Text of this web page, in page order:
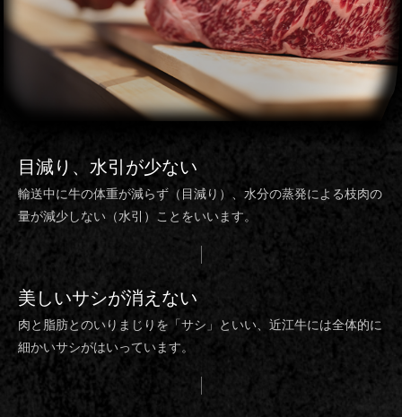
目減り、水引 が少ない
輸送中に牛の体重が減らず（目減り）、水分の蒸発による枝肉の
量が減少しない（水引）ことをいいます。
美しいサシが消えない
肉と脂肪とのいりまじりを「サシ」といい、近江牛には全体的に
細かいサシがはいっています。